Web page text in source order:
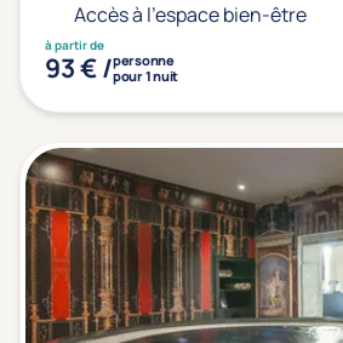
Accès à l'espace bien-être
à partir de
93 € /personne
pour 1 nuit